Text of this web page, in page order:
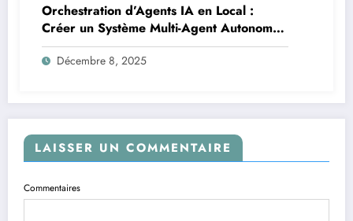
Orchestration d’Agents IA en Local :
Créer un Système Multi-Agent Autonome
avec TinyLlama
Décembre 8, 2025
LAISSER UN COMMENTAIRE
Commentaires